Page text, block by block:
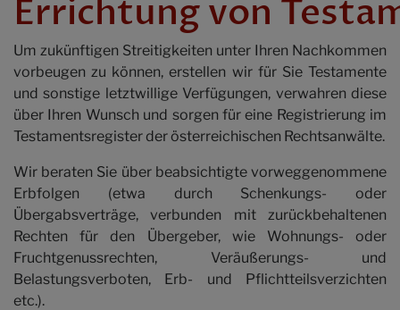
Die Kanzlei
Fachgebiete
Kontakt
Errichtung von
Um zukünftigen Streitigkeiten unter Ihren Nachkommen
vorbeugen zu können, erstellen wir für Sie Testamente
und sonstige letztwillige Verfügungen, verwahren diese
über Ihren Wunsch und sorgen für eine Registrierung im
Testamentsregister der österreichischen Rechtsanwälte.
Wir beraten Sie über beabsichtigte vorweggenommene
Erbfolgen (etwa durch Schenkungs- oder
Übergabsverträge, verbunden mit zurückbehaltenen
Rechten für den Übergeber, wie Wohnungs- oder
Fruchtgenussrechten, Veräußerungs- und
Belastungsverboten, Erb- und Pflichtteilsverzichten
etc.).